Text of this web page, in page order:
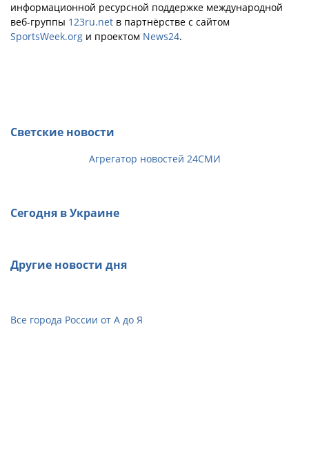
информационной ресурсной поддержке международной
веб-группы 123ru.net в партнёрстве с сайтом
SportsWeek.org и проектом News24.
Светские новости
Агрегатор новостей 24СМИ
Сегодня в Украине
Другие новости дня
Все города России от А до Я